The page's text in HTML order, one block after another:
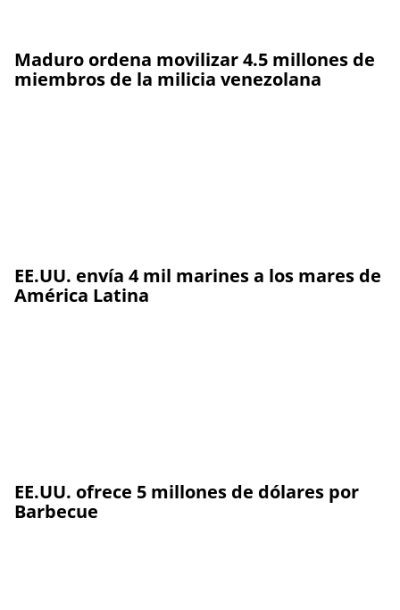
Maduro ordena movilizar 4.5 millones de
miembros de la milicia venezolana
EE.UU. envía 4 mil marines a los mares de
América Latina
EE.UU. ofrece 5 millones de dólares por
Barbecue